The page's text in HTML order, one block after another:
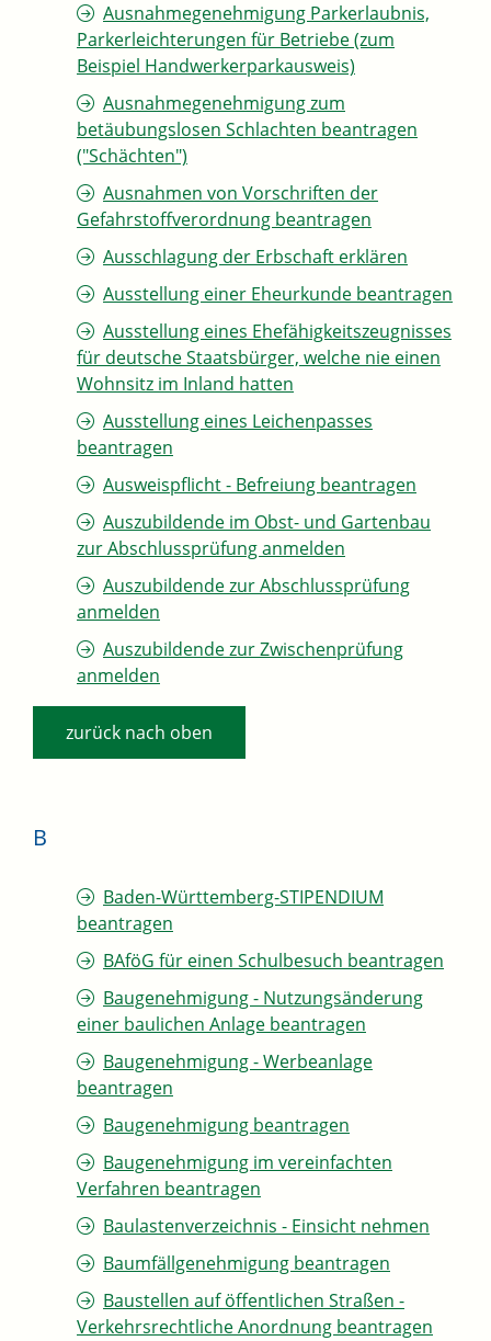
Ausnahmegenehmigung Parkerlaubnis,
Parkerleichterungen für Betriebe (zum
Beispiel Handwerkerparkausweis)
Ausnahmegenehmigung zum
betäubungslosen Schlachten beantragen
("Schächten")
Ausnahmen von Vorschriften der
Gefahrstoffverordnung beantragen
Ausschlagung der Erbschaft erklären
Ausstellung einer Eheurkunde beantragen
Ausstellung eines Ehefähigkeitszeugnisses
für deutsche Staatsbürger, welche nie einen
Wohnsitz im Inland hatten
Ausstellung eines Leichenpasses
beantragen
Ausweispflicht - Befreiung beantragen
Auszubildende im Obst- und Gartenbau
zur Abschlussprüfung anmelden
Auszubildende zur Abschlussprüfung
anmelden
Auszubildende zur Zwischenprüfung
anmelden
zurück nach oben
B
Baden-Württemberg-STIPENDIUM
beantragen
BAföG für einen Schulbesuch beantragen
Baugenehmigung - Nutzungsänderung
einer baulichen Anlage beantragen
Baugenehmigung - Werbeanlage
beantragen
Baugenehmigung beantragen
Baugenehmigung im vereinfachten
Verfahren beantragen
Baulastenverzeichnis - Einsicht nehmen
Baumfällgenehmigung beantragen
Baustellen auf öffentlichen Straßen -
Verkehrsrechtliche Anordnung beantragen